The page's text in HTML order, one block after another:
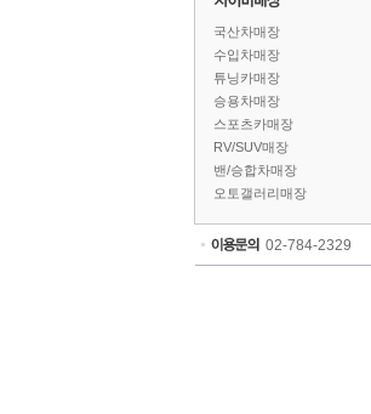
국산차매장
수입차매장
튜닝카매장
승용차매장
스포츠카매장
RV/SUV매장
밴/승합차매장
오토갤러리매장
02-784-2329